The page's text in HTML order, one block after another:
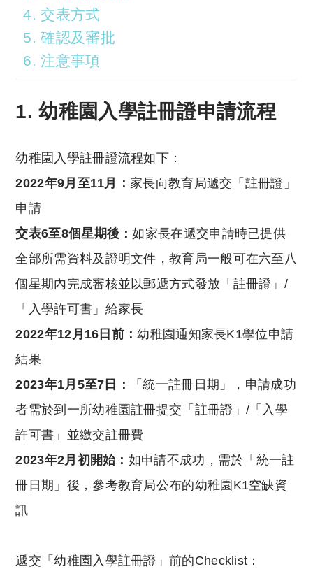
4. 交表方式
5. 確認及審批
6. 注意事項
1. 幼稚園入學註冊證申請流程
幼稚園入學註冊證流程如下：
2022年9月至11月： 家長向教育局遞交「註冊證」
申請
交表6至8個星期後：如家長在遞交申請時已提供
全部所需資料及證明文件，教育局一般可在六至八
個星期內完成審核並以郵遞方式發放「註冊證」/
「入學許可書」給家長
2022年12月16日前：幼稚園通知家長K1學位申請
結果
2023年1月5至7日：
「統一註冊日期」，申請成功
者需於到一所幼稚園註冊提交「註冊證」/「入學
許可書」並繳交註冊費
2023年2月初開始： 如申請不成功，需於「統一註
冊日期」後，參考教育局公布的幼稚園K1空缺資
訊
遞交「幼稚園入學註冊證」前的Checklist：